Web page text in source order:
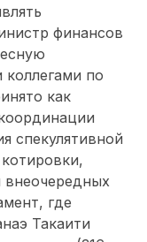
финансов
по
как
спекулятивной
внеочередных
где
Такаити